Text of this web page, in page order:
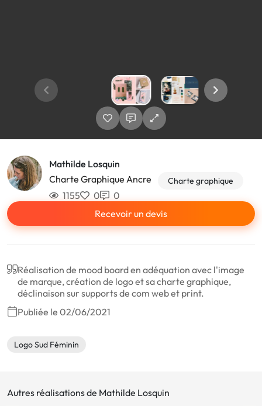
Mathilde Losquin
Charte Graphique Ancre
Charte graphique
1155 0
0
Recevoir un devis
Réalisation de mood board en adéquation avec l'image
de marque, création de logo et sa charte graphique,
déclinaison sur supports de com web et print.
Publiée le 02/06/2021
Logo Sud Féminin
Autres réalisations de Mathilde Losquin